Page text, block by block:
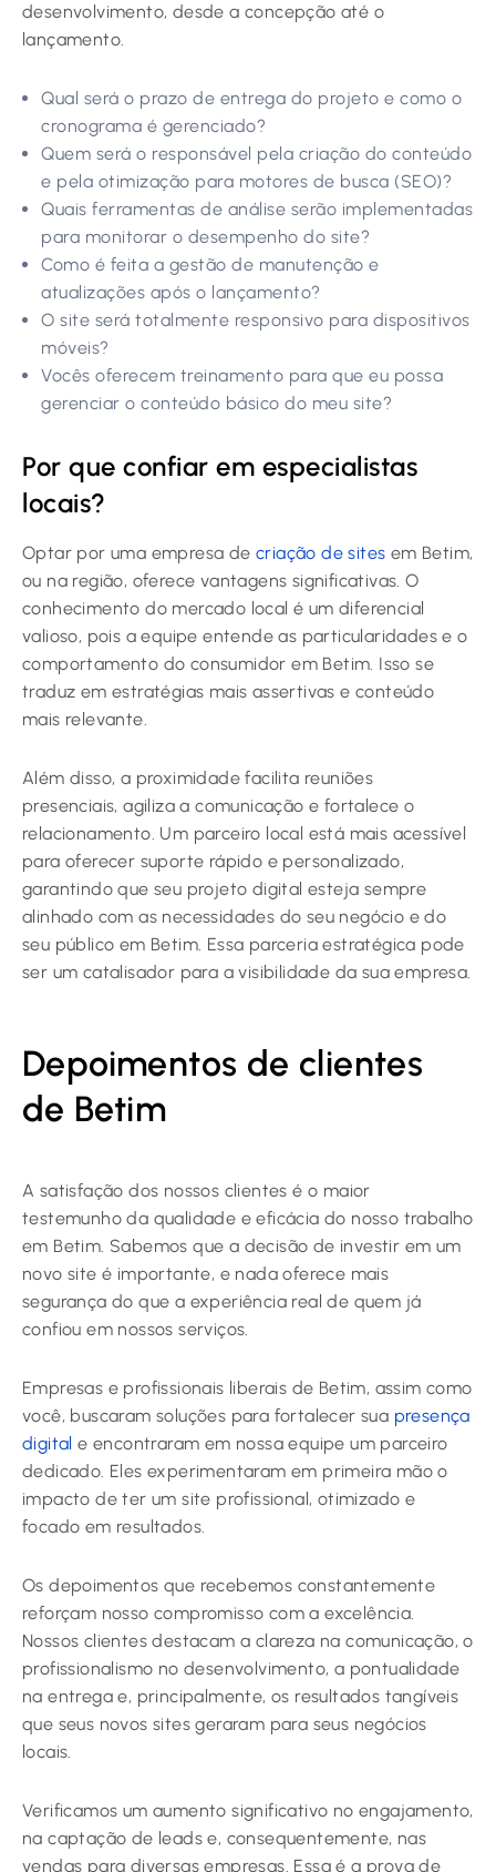
desenvolvimento, desde a concepção até o
lançamento.
Qual será o prazo de entrega do projeto e como o
cronograma é gerenciado?
Quem será o responsável pela criação do conteúdo
e pela otimização para motores de busca (SEO)?
Quais ferramentas de análise serão implementadas
para monitorar o desempenho do site?
Como é feita a gestão de manutenção e
atualizações após o lançamento?
O site será totalmente responsivo para dispositivos
móveis?
Vocês oferecem treinamento para que eu possa
gerenciar o conteúdo básico do meu site?
Por que confiar em especialistas
locais?
Optar por uma empresa de criação de sites em Betim,
ou na região, oferece vantagens significativas. O
conhecimento do mercado local é um diferencial
valioso, pois a equipe entende as particularidades e o
comportamento do consumidor em Betim. Isso se
traduz em estratégias mais assertivas e conteúdo
mais relevante.
Além disso, a proximidade facilita reuniões
presenciais, agiliza a comunicação e fortalece o
relacionamento. Um parceiro local está mais acessível
para oferecer suporte rápido e personalizado,
garantindo que seu projeto digital esteja sempre
alinhado com as necessidades do seu negócio e do
seu público em Betim. Essa parceria estratégica pode
ser um catalisador para a visibilidade da sua empresa.
Depoimentos de clientes
de Betim
A satisfação dos nossos clientes é o maior
testemunho da qualidade e eficácia do nosso trabalho
em Betim. Sabemos que a decisão de investir em um
novo site é importante, e nada oferece mais
segurança do que a experiência real de quem já
confiou em nossos serviços.
Empresas e profissionais liberais de Betim, assim como
você, buscaram soluções para fortalecer sua presença
digital e encontraram em nossa equipe um parceiro
dedicado. Eles experimentaram em primeira mão o
impacto de ter um site profissional, otimizado e
focado em resultados.
Os depoimentos que recebemos constantemente
reforçam nosso compromisso com a excelência.
Nossos clientes destacam a clareza na comunicação, o
profissionalismo no desenvolvimento, a pontualidade
na entrega e, principalmente, os resultados tangíveis
que seus novos sites geraram para seus negócios
locais.
Verificamos um aumento significativo no engajamento,
na captação de leads e, consequentemente, nas
vendas para diversas empresas. Essa é a prova de